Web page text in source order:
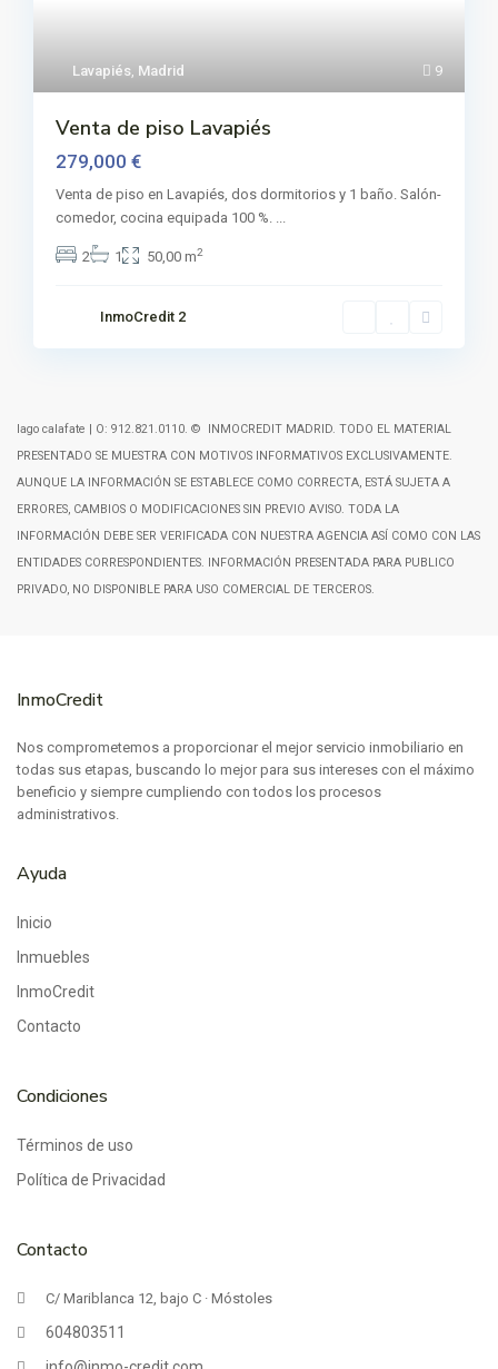
9
Lavapiés, Madrid
Venta de piso Lavapiés
279,000 €
Venta de piso en Lavapiés, dos dormitorios y 1 baño. Salón-
comedor, cocina equipada 100 %. ...
2 1 50,00 m2
InmoCredit 2
lago calafate | O: 912.821.0110. © INMOCREDIT MADRID. TODO EL MATERIAL
PRESENTADO SE MUESTRA CON MOTIVOS INFORMATIVOS EXCLUSIVAMENTE.
AUNQUE LA INFORMACIÓN SE ESTABLECE COMO CORRECTA, ESTÁ SUJETA A
ERRORES, CAMBIOS O MODIFICACIONES SIN PREVIO AVISO. TODA LA
INFORMACIÓN DEBE SER VERIFICADA CON NUESTRA AGENCIA ASÍ COMO CON LAS
ENTIDADES CORRESPONDIENTES. INFORMACIÓN PRESENTADA PARA PUBLICO
PRIVADO, NO DISPONIBLE PARA USO COMERCIAL DE TERCEROS.
InmoCredit
Nos comprometemos a proporcionar el mejor servicio inmobiliario en
todas sus etapas, buscando lo mejor para sus intereses con el máximo
beneficio y siempre cumpliendo con todos los procesos
administrativos.
Ayuda
Inicio
Inmuebles
InmoCredit
Contacto
Condiciones
Términos de uso
Política de Privacidad
Contacto
C/ Mariblanca 12, bajo C · Móstoles
604803511